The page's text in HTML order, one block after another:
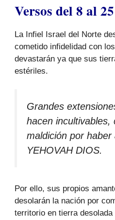
Versos del 8 al 25
La Infiel Israel del Norte
cometido infidelidad con
devastarán ya que sus
estériles.
Grandes
hacen
maldición por haber
YEHOVAH DIOS.
Por ello, sus propios
desolarán la nación por
territorio en tierra